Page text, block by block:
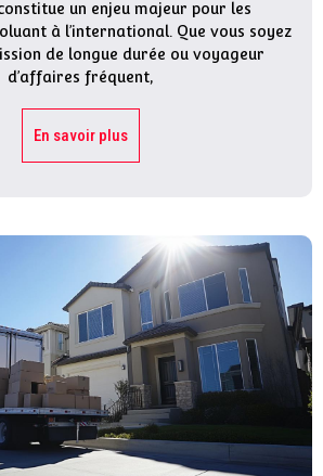
un enjeu majeur pour les
à l’international. Que vous soyez
de longue durée ou voyageur
d’affaires fréquent,
En savoir plus